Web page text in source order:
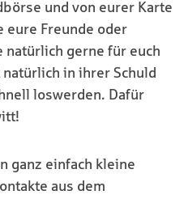
und von eurer Karte
eure Freunde oder
natürlich gerne für euch
in ihrer Schuld
loswerden. Dafür
ganz einfach kleine
aus dem